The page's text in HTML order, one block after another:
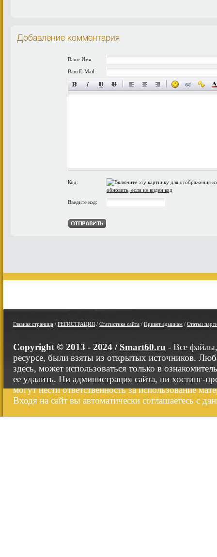
Добавление комментария
Ваше Имя:
Ваш E-Mail:
Код:
обновить, если не виден код
Введите код:
Главная страница / РЕГИСТРАЦИЯ / Статистика сайта / Привет админам / Статьи
Copyright © 2013 - 2024 / Smart60.ru - Все
ресурсе, были взяты из открытых источников.
здесь, может использоваться только в
ее удалить. Ни администрация сайта, ни хостинг-
могут нести ответственность за использование
Входя на сайт вы автоматически соглашаетесь с